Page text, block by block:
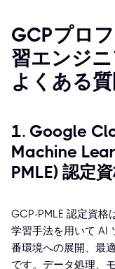
GCPプロ
習エンジ
よくある質
1. Google
Machine
PMLE) 認定
GCP-PMLE 認定資
学習手法を用いて AI
番環境への展開、最
です。データ処理、